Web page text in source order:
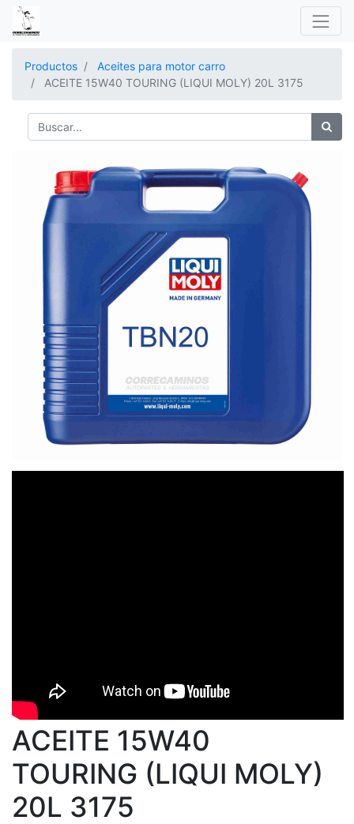
Productos
Aceites para motor carro
ACEITE 15W40 TOURING (LIQUI MOLY) 20L 3175
ACEITE 15W40
TOURING (LIQUI MOLY)
20L 3175